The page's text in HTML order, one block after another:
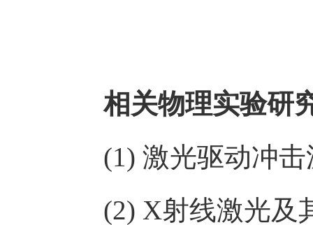
相关物理实验研
(1) 激光驱动冲击
(2) X射线激光及